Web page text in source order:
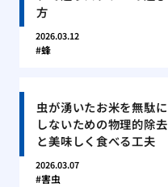
方
2026.03.12
蜂
虫が湧いたお米を無駄に
しないための物理的除去
と美味しく食べる工夫
2026.03.07
害虫